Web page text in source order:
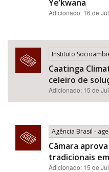
Ye’kwana
Adicionado: 16 de
Instituto
Caatinga
celeiro de
Adicionado: 15 de
Agência Brasil -
Câmara
tradicionais
Adicionado: 15 de